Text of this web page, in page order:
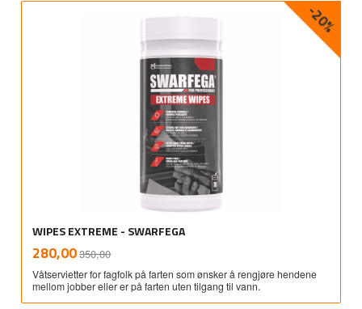
WIPES EXTREME - SWARFEGA
Tilbud
280,00350,00
-20%
mva.
Våtservietter for fagfolk på farten som ønsker å rengjøre hendene
mellom jobber eller er på farten uten tilgang til vann.